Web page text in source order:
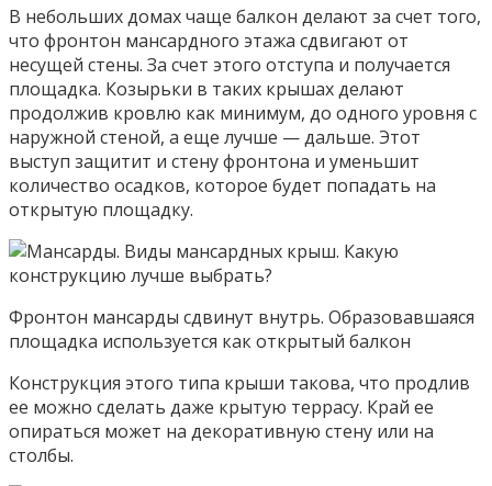
В небольших домах чаще балкон делают за счет того,
что фронтон мансардного этажа сдвигают от
несущей стены. За счет этого отступа и получается
площадка. Козырьки в таких крышах делают
продолжив кровлю как минимум, до одного уровня с
наружной стеной, а еще лучше — дальше. Этот
выступ защитит и стену фронтона и уменьшит
количество осадков, которое будет попадать на
открытую площадку.
Фронтон мансарды сдвинут внутрь. Образовавшаяся
площадка используется как открытый балкон
Конструкция этого типа крыши такова, что продлив
ее можно сделать даже крытую террасу. Край ее
опираться может на декоративную стену или на
столбы.